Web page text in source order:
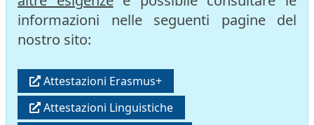
informazioni nelle seguenti pagine del
nostro sito:
Attestazioni Erasmus+
Attestazioni Linguistiche